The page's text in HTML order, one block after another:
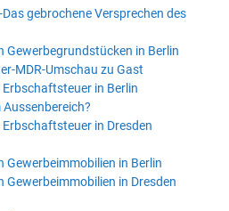
gebrochene Versprechen des
Gewerbegrundstücken in Berlin
MDR-Umschau zu Gast
in Berlin
in Dresden
in Berlin
in Dresden